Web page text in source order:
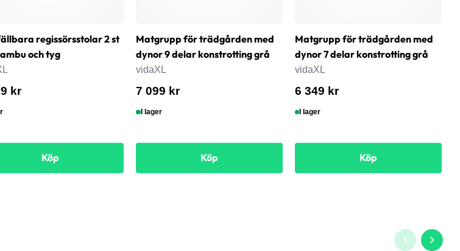
regissörsstolar 2 st
och tyg
kr
Köp
Matgrupp för trädgården med
dynor 9 delar konstrotting grå
vidaXL
7 099 kr
I lager
Köp
Matgrupp för trädgården med
dynor 7 delar konstrotting grå
vidaXL
6 349 kr
I lager
Köp